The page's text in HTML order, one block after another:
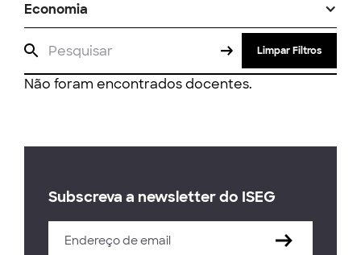
Economia
Limpar Filtros
Não foram encontrados docentes.
Subscreva a newsletter do ISEG